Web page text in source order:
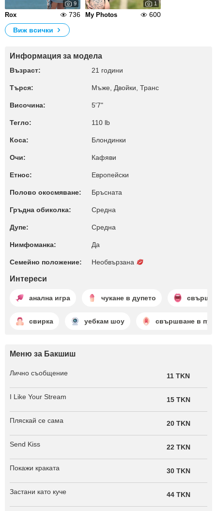
9
Rox 736
1
My Photos
600
Виж всички
Информация за модела
Възраст: 21 години
Търся: Мъже, Двойки, Транс
Височина: 5'7"
Тегло: 110 lb
Коса: Блондинки
Очи: Кафяви
Етнос: Европейски
Полово окосмяване: Бръсната
Гръдна обиколка: Среднa
Дупе: Среднa
Нимфоманка: Да
Семейно положение: Необвързана
Интереси
анална игра чукане в дупето
свирка уебкам шоу свършване в
Меню за Бакшиш
Лично съобщение 11 TKN
I Like Your Stream 15 TKN
Пляскай се сама 20 TKN
Send Kiss 22 TKN
Покажи краката 30 TKN
Застани като куче 44 TKN